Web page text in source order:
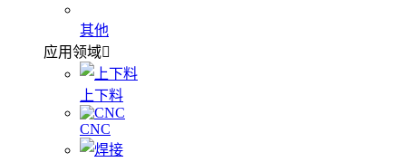
其他
应用领域
上下料
CNC